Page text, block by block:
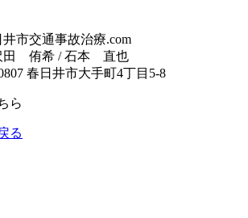
市交通事故治療.com
田 侑希 / 石本 直也
春日井市大手町4丁目5-8
る